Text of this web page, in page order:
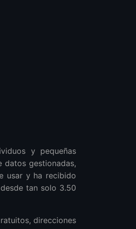
y pequeñas
datos gestionadas,
usar y ha recibido
tan solo 3.50
direcciones